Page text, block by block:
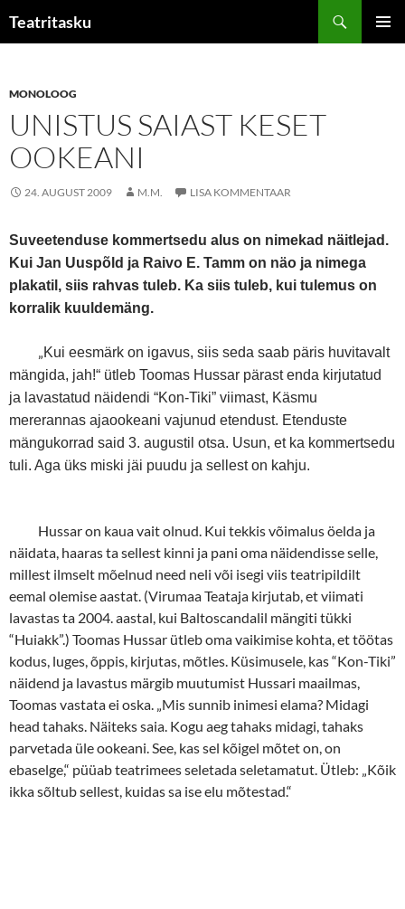
sisu
Teatritasku
MONOLOOG
UNISTUS SAIAST KESET
OOKEANI
24. AUGUST 2009 M.M. LISA KOMMENTAAR
Suveetenduse kommertsedu alus on nimekad näitlejad.
Kui Jan Uuspõld ja Raivo E. Tamm on näo ja nimega
plakatil, siis rahvas tuleb. Ka siis tuleb, kui tulemus on
korralik kuuldemäng.
„Kui eesmärk on igavus, siis seda saab päris huvitavalt
mängida, jah!“ ütleb Toomas Hussar pärast enda kirjutatud
ja lavastatud näidendi “Kon-Tiki” viimast, Käsmu
mererannas ajaookeani vajunud etendust. Etenduste
mängukorrad said 3. augustil otsa. Usun, et ka kommertsedu
tuli. Aga üks miski jäi puudu ja sellest on kahju.
Hussar on kaua vait olnud. Kui tekkis võimalus öelda ja
näidata, haaras ta sellest kinni ja pani oma näidendisse selle,
millest ilmselt mõelnud need neli või isegi viis teatripildilt
eemal olemise aastat. (Virumaa Teataja kirjutab, et viimati
lavastas ta 2004. aastal, kui Baltoscandalil mängiti tükki
“Huiakk”.) Toomas Hussar ütleb oma vaikimise kohta, et töötas
kodus, luges, õppis, kirjutas, mõtles. Küsimusele, kas “Kon-Tiki”
näidend ja lavastus märgib muutumist Hussari maailmas,
Toomas vastata ei oska. „Mis sunnib inimesi elama? Midagi
head tahaks. Näiteks saia. Kogu aeg tahaks midagi, tahaks
parvetada üle ookeani. See, kas sel kõigel mõtet on, on
ebaselge,“ püüab teatrimees seletada seletamatut. Ütleb: „Kõik
ikka sõltub sellest, kuidas sa ise elu mõtestad.“